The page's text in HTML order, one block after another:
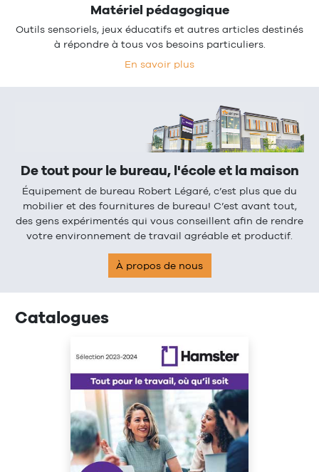
Matériel pédagogique
Outils sensoriels, jeux éducatifs et autres articles destinés
à répondre à tous vos besoins particuliers.
En savoir plus
De tout pour le bureau, l'école et la maison
Équipement de bureau Robert Légaré, c’est plus que du
mobilier et des fournitures de bureau! C’est avant tout,
des gens expérimentés qui vous conseillent afin de rendre
votre environnement de travail agréable et productif.
À propos de nous
Catalogues